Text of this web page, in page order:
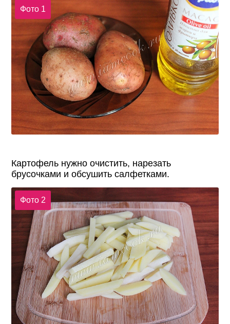
Фото 1
Картофель нужно очистить, нарезать
брусочками и обсушить салфетками.
Фото 2